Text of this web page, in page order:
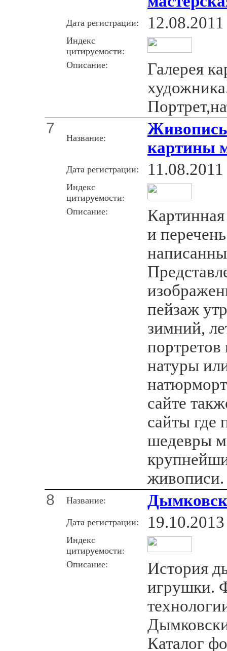
Дата регистрации: 12.08.2011
Индекс
цитируемости:
Описание:
Галерея
7
Название:
картины
Дата регистрации: 11.08.2011
Индекс
цитируемости:
Описание:
Картинная
и
пейзаж
зимний,
натуры
сайте
сайты где
шедевры
живописи.
8 Название:
Дата регистрации: 19.10.2013
Индекс
цитируемости:
Описание:
История
игрушки.
Каталог